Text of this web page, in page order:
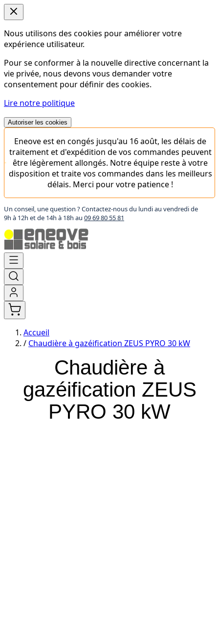
Nous utilisons des cookies pour améliorer votre
expérience utilisateur.
Pour se conformer à la nouvelle directive concernant la
vie privée, nous devons vous demander votre
consentement pour définir des cookies.
Lire notre politique
Autoriser les cookies
Eneove est en congés jusqu'au 16 août, les délais de
traitement et d'expédition de vos commandes peuvent
être légèrement allongés. Notre équipe reste à votre
disposition et traite vos commandes dans les meilleurs
délais. Merci pour votre patience !
Un conseil, une question ? Contactez-nous du lundi au vendredi de
9h à 12h et de 14h à 18h au 09 69 80 55 81
Aller
contenu
Accueil
/ Chaudière à gazéification ZEUS PYRO 30 kW
Chaudière à
gazéification ZEUS
PYRO 30 kW